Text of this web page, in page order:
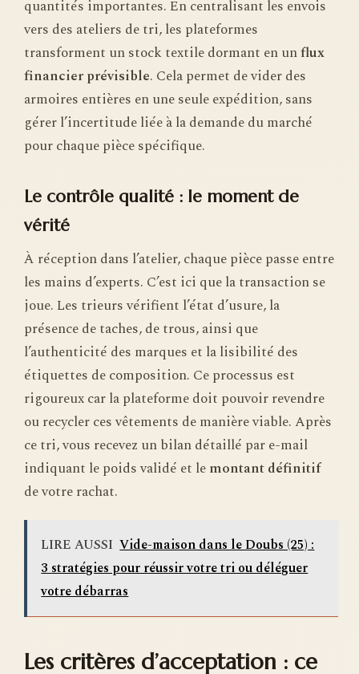
quantités importantes. En centralisant les envois
vers des ateliers de tri, les plateformes
transforment un stock textile dormant en unflux
financier prévisible. Cela permet de vider des
armoires entières en une seule expédition, sans
gérer l’incertitude liée à la demande du marché
pour chaque pièce spécifique.
Le contrôle qualité : le moment de
vérité
À réception dans l’atelier, chaque pièce passe entre
les mains d’experts. C’est ici que la transaction se
joue. Les trieurs vérifient l’état d’usure, la
présence de taches, de trous, ainsi que
l’authenticité des marques et la lisibilité des
étiquettes de composition. Ce processus est
rigoureux car la plateforme doit pouvoir revendre
ou recycler ces vêtements de manière viable. Après
ce tri, vous recevez un bilan détaillé par e-mail
indiquant le poids validé et lemontant définitif
de votre rachat.
LIRE AUSSI Vide-maison dans le Doubs (25) :
3 stratégies pour réussir votre tri ou déléguer
votre débarras
Les critères d’acceptation : ce